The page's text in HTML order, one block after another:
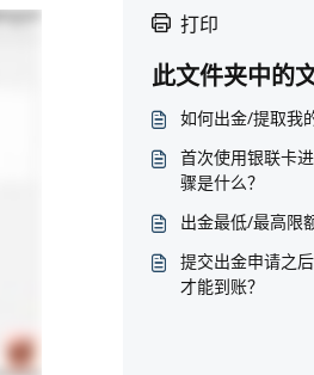
打印
此文件夹中的
如何出金/提取我
首次使用银联卡
骤是什么？
出金最低/最高限
提交出金申请之
才能到账？